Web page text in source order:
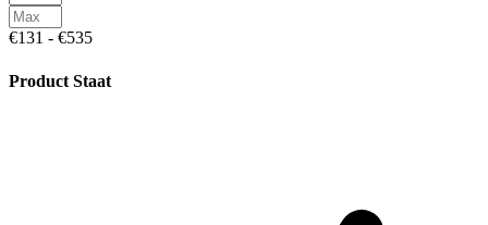
€131 - €535
Product Staat